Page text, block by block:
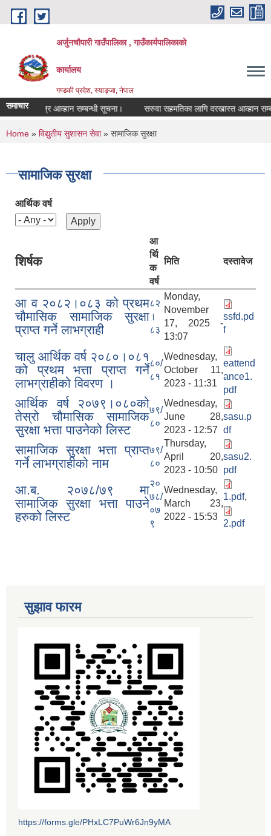
Skip to main content
अर्जुनचौपारी गाउँपालिका , गाउँकार्यपालिकाको
कार्यालय
गण्डकी प्रदेश, स्याङ्जा, नेपाल
समाचार
दरभाउपत्र आव्हान सम्बन्धी सूचना। सरुवा सहमतिका लागि दरखास्त आव्हान सम्बन्धमा
You are here
Home » विद्युतीय सुशासन सेवा» सामाजिक सुरक्षा
सामाजिक सुरक्षा
आर्थिक वर्ष
शिर्षक
आ
र्थि
क
वर्ष
मिति दस्तावेज
आ व २०८२।०८३ को प्रथम
चौमासिक सामाजिक सुरक्षा
प्राप्त गर्ने लाभग्राही
८२
।
८३
Monday,
November
17, 2025 -
13:07
ssfd.pd
f
चालु आर्थिक वर्ष २०८०।०८१
को प्रथम भत्ता प्राप्त गर्ने
लाभग्राहीको विवरण ।
८०/
८१
Wednesday,
October 11,
2023 - 11:31
eattend
ance1.
pdf
आर्थिक वर्ष २०७९।०८०को
तेस्रो चौमासिक सामाजिक
सुरक्षा भत्ता पाउनेको लिस्ट
७९/
८०
Wednesday,
June 28,
2023 - 12:57
sasu.p
df
सामाजिक सुरक्षा भत्ता प्राप्त
गर्ने लाभग्राहीको नाम
७९/
८०
Thursday,
April 20,
2023 - 10:50
sasu2.
pdf
आ.ब. २०७८/७९ मा
सामाजिक सुरक्षा भत्ता पाउने
हरुको लिस्ट
२०
७८/
०७
९
Wednesday,
March 23,
2022 - 15:53
1.pdf,
2.pdf
सुझाव फारम
https://forms.gle/PHxLC7PuWr6Jn9yMA